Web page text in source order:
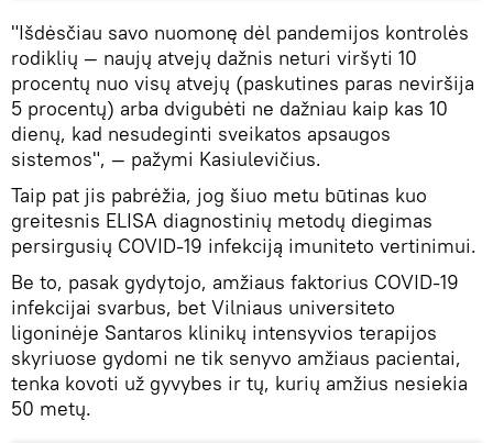
"Išdėsčiau savo nuomonę dėl pandemijos kontrolės
rodiklių — naujų atvejų dažnis neturi viršyti 10
procentų nuo visų atvejų (paskutines paras neviršija
5 procentų) arba dvigubėti ne dažniau kaip kas 10
dienų, kad nesudeginti sveikatos apsaugos
sistemos", — pažymi Kasiulevičius.
Taip pat jis pabrėžia, jog šiuo metu būtinas kuo
greitesnis ELISA diagnostinių metodų diegimas
persirgusių COVID-19 infekciją imuniteto vertinimui.
Be to, pasak gydytojo, amžiaus faktorius COVID-19
infekcijai svarbus, bet Vilniaus universiteto
ligoninėje Santaros klinikų intensyvios terapijos
skyriuose gydomi ne tik senyvo amžiaus pacientai,
tenka kovoti už gyvybes ir tų, kurių amžius nesiekia
50 metų.